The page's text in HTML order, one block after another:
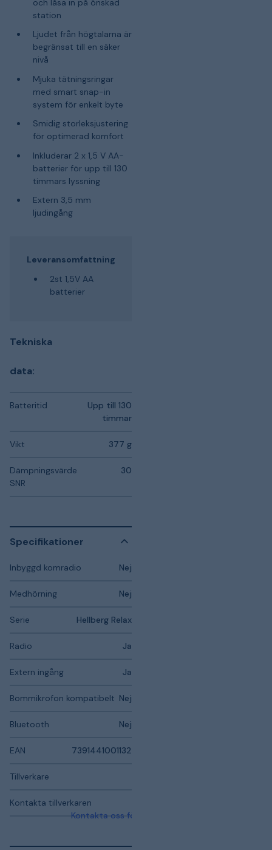
station
Ljudet från högtalarna är
begränsat till en säker
nivå
Mjuka tätningsringar
med smart snap-in
system för enkelt byte
Smidig storleksjustering
för optimerad komfort
Inkluderar 2 x 1,5 V AA-
batterier för upp till 130
timmars lyssning
Extern 3,5 mm
ljudingång
Leveransomfattning
2st 1,5V AA
batterier
Tekniska
data:
Batteritid
Upp till 130
timmar
Vikt 377 g
Dämpningsvärde
SNR
30
Specifikationer
Inbyggd komradio Nej
Medhörning Nej
Serie Hellberg Relax
Radio Ja
Extern ingång Ja
Bommikrofon kompatibelt Nej
Bluetooth Nej
EAN 7391441001132
Tillverkare
Kontakta tillverkaren
Kontakta oss för mer information